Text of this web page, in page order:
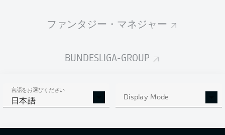
ファンタジー・マネジャー
BUNDESLIGA-GROUP
言語をお選びください
日本語 Display Mode
統計 シーズン 2026/2027
AERIAL DUELS
WON